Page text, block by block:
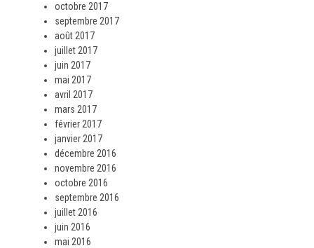
octobre 2017
septembre 2017
août 2017
juillet 2017
juin 2017
mai 2017
avril 2017
mars 2017
février 2017
janvier 2017
décembre 2016
novembre 2016
octobre 2016
septembre 2016
juillet 2016
juin 2016
mai 2016